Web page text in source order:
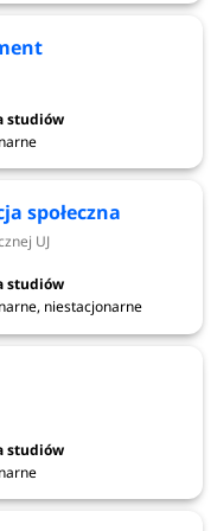
UJ
- Wydział
UJ
Filologiczny UJ
angielskim - Wydział
UJ
- Wydział Filologiczny
Wydział Filologiczny
Wydział Filologiczny
- Wydział
społeczna
UJ
niestacjonarne